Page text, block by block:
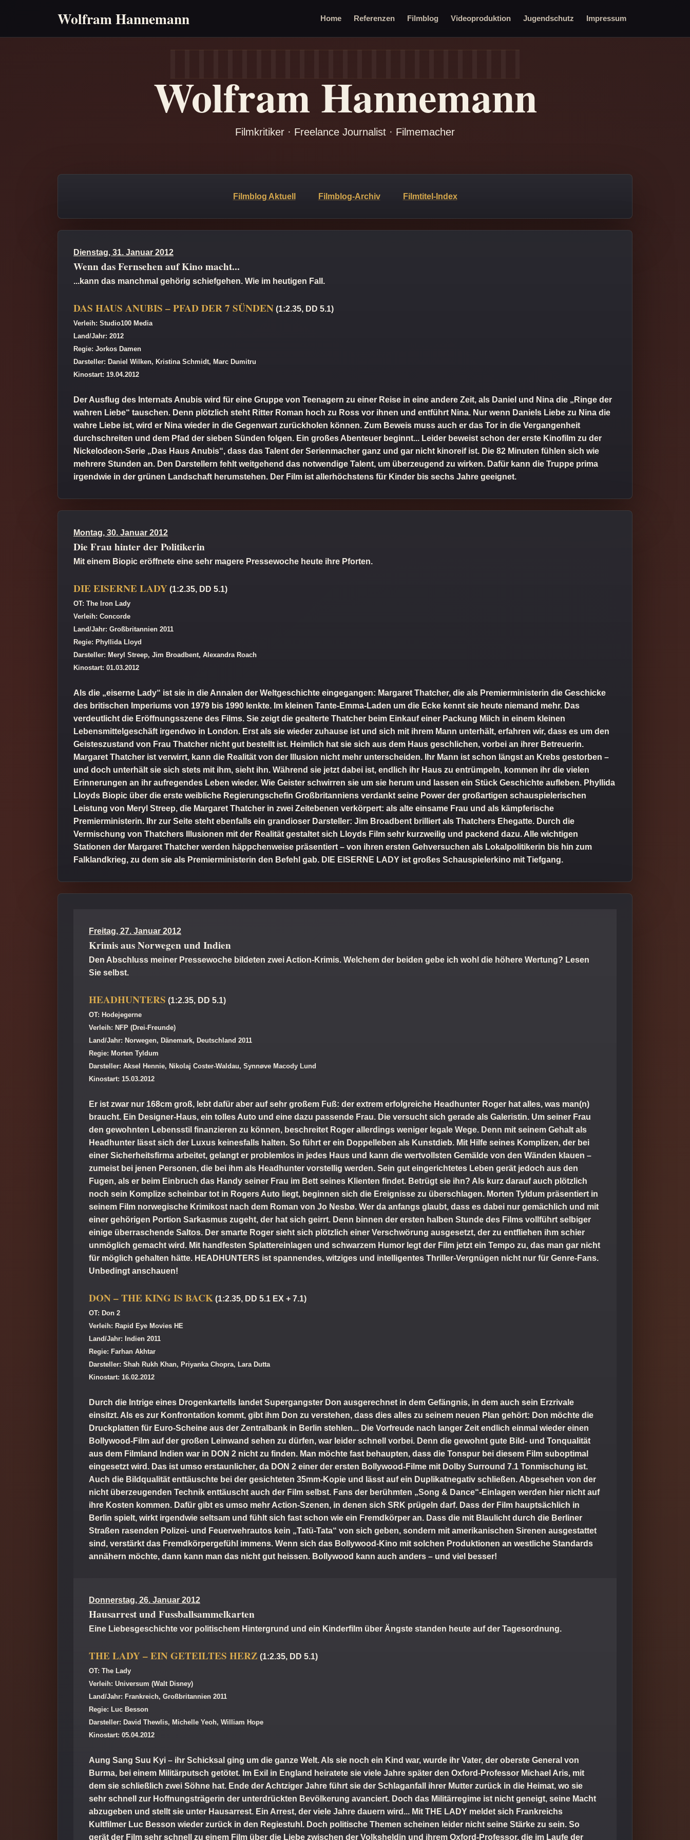
Wolfram Hannemann Home Referenzen Filmblog Videoproduktion Jugendschutz Impressum
Wolfram Hannemann
Filmkritiker · Freelance Journalist · Filmemacher
Filmblog Aktuell Filmblog-Archiv Filmtitel-Index
Dienstag, 31. Januar 2012
Wenn das Fernsehen auf Kino macht...
...kann das manchmal gehörig schiefgehen. Wie im heutigen Fall.
DAS HAUS ANUBIS – PFAD DER 7 SÜNDEN (1:2.35, DD 5.1)
Verleih: Studio100 Media
Land/Jahr: 2012
Regie: Jorkos Damen
Darsteller: Daniel Wilken, Kristina Schmidt, Marc Dumitru
Kinostart: 19.04.2012
Der Ausflug des Internats Anubis wird für eine Gruppe von Teenagern zu einer Reise in eine andere Zeit, als Daniel und Nina die „Ringe der
wahren Liebe“ tauschen. Denn plötzlich steht Ritter Roman hoch zu Ross vor ihnen und entführt Nina. Nur wenn Daniels Liebe zu Nina die
wahre Liebe ist, wird er Nina wieder in die Gegenwart zurückholen können. Zum Beweis muss auch er das Tor in die Vergangenheit
durchschreiten und dem Pfad der sieben Sünden folgen. Ein großes Abenteuer beginnt... Leider beweist schon der erste Kinofilm zu der
Nickelodeon-Serie „Das Haus Anubis“, dass das Talent der Serienmacher ganz und gar nicht kinoreif ist. Die 82 Minuten fühlen sich wie
mehrere Stunden an. Den Darstellern fehlt weitgehend das notwendige Talent, um überzeugend zu wirken. Dafür kann die Truppe prima
irgendwie in der grünen Landschaft herumstehen. Der Film ist allerhöchstens für Kinder bis sechs Jahre geeignet.
Montag, 30. Januar 2012
Die Frau hinter der Politikerin
Mit einem Biopic eröffnete eine sehr magere Pressewoche heute ihre Pforten.
DIE EISERNE LADY (1:2.35, DD 5.1)
OT: The Iron Lady
Verleih: Concorde
Land/Jahr: Großbritannien 2011
Regie: Phyllida Lloyd
Darsteller: Meryl Streep, Jim Broadbent, Alexandra Roach
Kinostart: 01.03.2012
Als die „eiserne Lady“ ist sie in die Annalen der Weltgeschichte eingegangen: Margaret Thatcher, die als Premierministerin die Geschicke
des britischen Imperiums von 1979 bis 1990 lenkte. Im kleinen Tante-Emma-Laden um die Ecke kennt sie heute niemand mehr. Das
verdeutlicht die Eröffnungsszene des Films. Sie zeigt die gealterte Thatcher beim Einkauf einer Packung Milch in einem kleinen
Lebensmittelgeschäft irgendwo in London. Erst als sie wieder zuhause ist und sich mit ihrem Mann unterhält, erfahren wir, dass es um den
Geisteszustand von Frau Thatcher nicht gut bestellt ist. Heimlich hat sie sich aus dem Haus geschlichen, vorbei an ihrer Betreuerin.
Margaret Thatcher ist verwirrt, kann die Realität von der Illusion nicht mehr unterscheiden. Ihr Mann ist schon längst an Krebs gestorben –
und doch unterhält sie sich stets mit ihm, sieht ihn. Während sie jetzt dabei ist, endlich ihr Haus zu entrümpeln, kommen ihr die vielen
Erinnerungen an ihr aufregendes Leben wieder. Wie Geister schwirren sie um sie herum und lassen ein Stück Geschichte aufleben. Phyllida
Lloyds Biopic über die erste weibliche Regierungschefin Großbritanniens verdankt seine Power der großartigen schauspielerischen
Leistung von Meryl Streep, die Margaret Thatcher in zwei Zeitebenen verkörpert: als alte einsame Frau und als kämpferische
Premierministerin. Ihr zur Seite steht ebenfalls ein grandioser Darsteller: Jim Broadbent brilliert als Thatchers Ehegatte. Durch die
Vermischung von Thatchers Illusionen mit der Realität gestaltet sich Lloyds Film sehr kurzweilig und packend dazu. Alle wichtigen
Stationen der Margaret Thatcher werden häppchenweise präsentiert – von ihren ersten Gehversuchen als Lokalpolitikerin bis hin zum
Falklandkrieg, zu dem sie als Premierministerin den Befehl gab. DIE EISERNE LADY ist großes Schauspielerkino mit Tiefgang.
Freitag, 27. Januar 2012
Krimis aus Norwegen und Indien
Den Abschluss meiner Pressewoche bildeten zwei Action-Krimis. Welchem der beiden gebe ich wohl die höhere Wertung? Lesen
Sie selbst.
HEADHUNTERS (1:2.35, DD 5.1)
OT: Hodejegerne
Verleih: NFP (Drei-Freunde)
Land/Jahr: Norwegen, Dänemark, Deutschland 2011
Regie: Morten Tyldum
Darsteller: Aksel Hennie, Nikolaj Coster-Waldau, Synnøve Macody Lund
Kinostart: 15.03.2012
Er ist zwar nur 168cm groß, lebt dafür aber auf sehr großem Fuß: der extrem erfolgreiche Headhunter Roger hat alles, was man(n)
braucht. Ein Designer-Haus, ein tolles Auto und eine dazu passende Frau. Die versucht sich gerade als Galeristin. Um seiner Frau
den gewohnten Lebensstil finanzieren zu können, beschreitet Roger allerdings weniger legale Wege. Denn mit seinem Gehalt als
Headhunter lässt sich der Luxus keinesfalls halten. So führt er ein Doppelleben als Kunstdieb. Mit Hilfe seines Komplizen, der bei
einer Sicherheitsfirma arbeitet, gelangt er problemlos in jedes Haus und kann die wertvollsten Gemälde von den Wänden klauen –
zumeist bei jenen Personen, die bei ihm als Headhunter vorstellig werden. Sein gut eingerichtetes Leben gerät jedoch aus den
Fugen, als er beim Einbruch das Handy seiner Frau im Bett seines Klienten findet. Betrügt sie ihn? Als kurz darauf auch plötzlich
noch sein Komplize scheinbar tot in Rogers Auto liegt, beginnen sich die Ereignisse zu überschlagen. Morten Tyldum präsentiert in
seinem Film norwegische Krimikost nach dem Roman von Jo Nesbø. Wer da anfangs glaubt, dass es dabei nur gemächlich und mit
einer gehörigen Portion Sarkasmus zugeht, der hat sich geirrt. Denn binnen der ersten halben Stunde des Films vollführt selbiger
einige überraschende Saltos. Der smarte Roger sieht sich plötzlich einer Verschwörung ausgesetzt, der zu entfliehen ihm schier
unmöglich gemacht wird. Mit handfesten Splattereinlagen und schwarzem Humor legt der Film jetzt ein Tempo zu, das man gar nicht
für möglich gehalten hätte. HEADHUNTERS ist spannendes, witziges und intelligentes Thriller-Vergnügen nicht nur für Genre-Fans.
Unbedingt anschauen!
DON – THE KING IS BACK (1:2.35, DD 5.1 EX + 7.1)
OT: Don 2
Verleih: Rapid Eye Movies HE
Land/Jahr: Indien 2011
Regie: Farhan Akhtar
Darsteller: Shah Rukh Khan, Priyanka Chopra, Lara Dutta
Kinostart: 16.02.2012
Durch die Intrige eines Drogenkartells landet Supergangster Don ausgerechnet in dem Gefängnis, in dem auch sein Erzrivale
einsitzt. Als es zur Konfrontation kommt, gibt ihm Don zu verstehen, dass dies alles zu seinem neuen Plan gehört: Don möchte die
Druckplatten für Euro-Scheine aus der Zentralbank in Berlin stehlen... Die Vorfreude nach langer Zeit endlich einmal wieder einen
Bollywood-Film auf der großen Leinwand sehen zu dürfen, war leider schnell vorbei. Denn die gewohnt gute Bild- und Tonqualität
aus dem Filmland Indien war in DON 2 nicht zu finden. Man möchte fast behaupten, dass die Tonspur bei diesem Film suboptimal
eingesetzt wird. Das ist umso erstaunlicher, da DON 2 einer der ersten Bollywood-Filme mit Dolby Surround 7.1 Tonmischung ist.
Auch die Bildqualität enttäuschte bei der gesichteten 35mm-Kopie und lässt auf ein Duplikatnegativ schließen. Abgesehen von der
nicht überzeugenden Technik enttäuscht auch der Film selbst. Fans der berühmten „Song & Dance“-Einlagen werden hier nicht auf
ihre Kosten kommen. Dafür gibt es umso mehr Action-Szenen, in denen sich SRK prügeln darf. Dass der Film hauptsächlich in
Berlin spielt, wirkt irgendwie seltsam und fühlt sich fast schon wie ein Fremdkörper an. Dass die mit Blaulicht durch die Berliner
Straßen rasenden Polizei- und Feuerwehrautos kein „Tatü-Tata“ von sich geben, sondern mit amerikanischen Sirenen ausgestattet
sind, verstärkt das Fremdkörpergefühl immens. Wenn sich das Bollywood-Kino mit solchen Produktionen an westliche Standards
annähern möchte, dann kann man das nicht gut heissen. Bollywood kann auch anders – und viel besser!
Donnerstag, 26. Januar 2012
Hausarrest und Fussballsammelkarten
Eine Liebesgeschichte vor politischem Hintergrund und ein Kinderfilm über Ängste standen heute auf der Tagesordnung.
THE LADY – EIN GETEILTES HERZ (1:2.35, DD 5.1)
OT: The Lady
Verleih: Universum (Walt Disney)
Land/Jahr: Frankreich, Großbritannien 2011
Regie: Luc Besson
Darsteller: David Thewlis, Michelle Yeoh, William Hope
Kinostart: 05.04.2012
Aung Sang Suu Kyi – ihr Schicksal ging um die ganze Welt. Als sie noch ein Kind war, wurde ihr Vater, der oberste General von
Burma, bei einem Militärputsch getötet. Im Exil in England heiratete sie viele Jahre später den Oxford-Professor Michael Aris, mit
dem sie schließlich zwei Söhne hat. Ende der Achtziger Jahre führt sie der Schlaganfall ihrer Mutter zurück in die Heimat, wo sie
sehr schnell zur Hoffnungsträgerin der unterdrückten Bevölkerung avanciert. Doch das Militärregime ist nicht geneigt, seine Macht
abzugeben und stellt sie unter Hausarrest. Ein Arrest, der viele Jahre dauern wird... Mit THE LADY meldet sich Frankreichs
Kultfilmer Luc Besson wieder zurück in den Regiestuhl. Doch politische Themen scheinen leider nicht seine Stärke zu sein. So
gerät der Film sehr schnell zu einem Film über die Liebe zwischen der Volksheldin und ihrem Oxford-Professor, die im Laufe der